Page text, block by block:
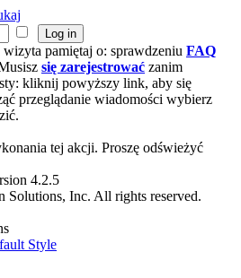
pamiętaj o: sprawdzeniu FAQ
się zarejestrować zanim
kliknij powyższy link, aby się
przeglądanie wiadomości wybierz
tej akcji. Proszę odświeżyć
4.2.5
Inc. All rights reserved.
Style